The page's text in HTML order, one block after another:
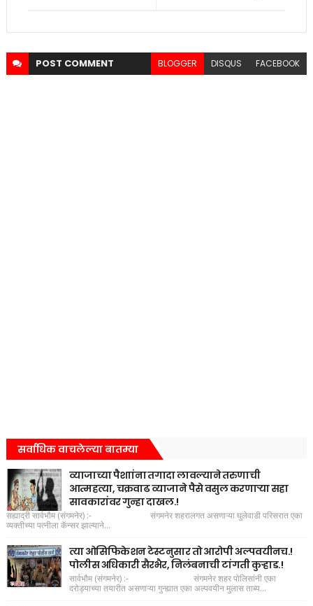
POST COMMENT BLOGGER DISQUS FACEBOOK
सर्वाधिक वाचलेल्या बातम्या
व्याजाच्या पैशाांना तगादा लावल्याने तरुणाची
आत्महत्या, चक्रवाढ व्याजाने पैसे वसुल करणाऱ्या सहा
सावकारांवर गुन्हा दाखल.!
सह्याद्री सार्वभौम (संगमनेर) :- संगमनेर शहरालगत असणाऱ्या घुलेवाडी परिसरात एका
व्यक्तीच्या पत्नीला कॅन्सर झाल्याने...
त्या ओसिफिकेशन टेस्टनुसार तो आरोपी अल्पवयीनच.!
पोलीस अधिकारी सैरभैर, निलंबनाची टांगती कुऱ्हाड.!
सार्वभौम (संगमनेर) :- संगमनेर शहर पोलिसांनी एका
दरोड्याच्या तयारीत असणाऱ्या गुन्ह्यात एका अल्पवयीन मुलास ताब्य...